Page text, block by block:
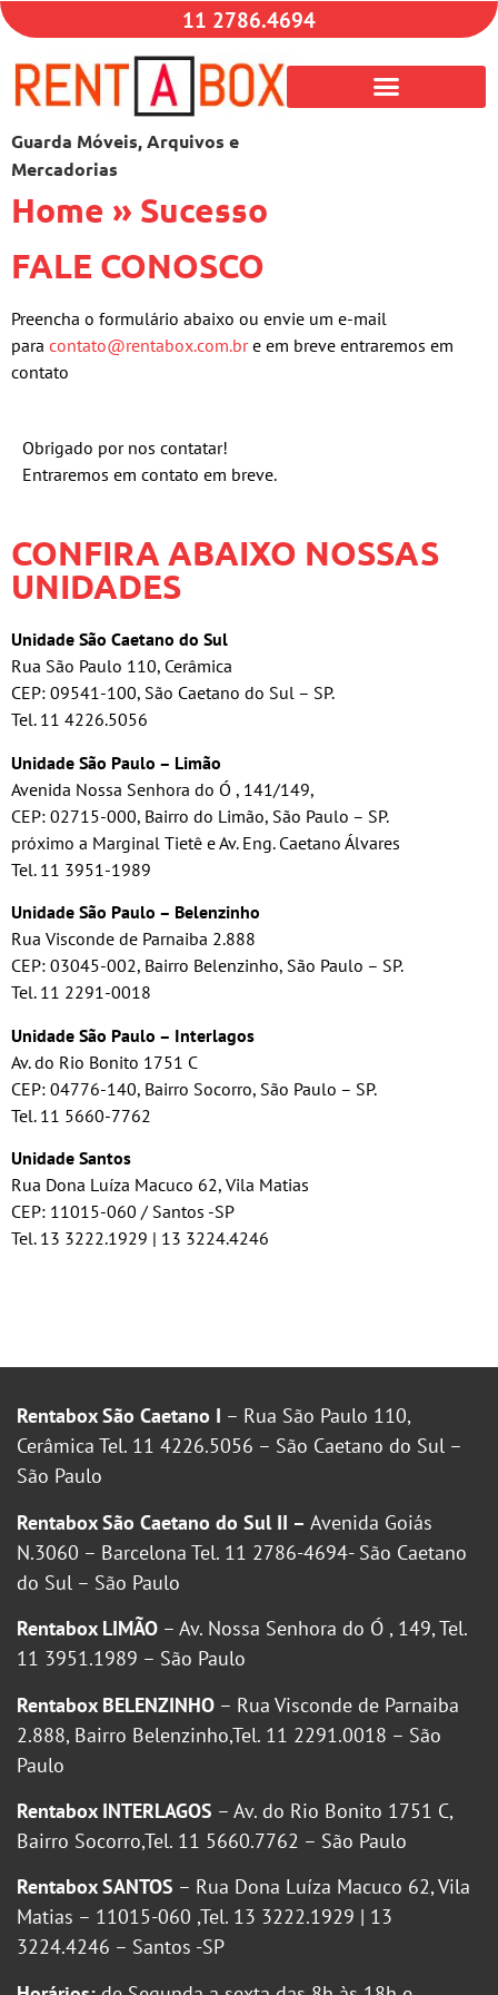
11 2786.4694
Guarda Móveis, Arquivos e
Mercadorias
Home » Sucesso
FALE CONOSCO
Preencha o formulário abaixo ou envie um e-mail
para contato@rentabox.com.bre em breve entraremos em
contato
Obrigado por nos contatar!
Entraremos em contato em breve.
CONFIRA ABAIXO NOSSAS
UNIDADES
Unidade São Caetano do Sul
Rua São Paulo 110, Cerâmica
CEP: 09541-100, São Caetano do Sul – SP.
Tel. 11 4226.5056
Unidade São Paulo – Limão
Avenida Nossa Senhora do Ó , 141/149,
CEP: 02715-000, Bairro do Limão, São Paulo – SP.
próximo a Marginal Tietê e Av. Eng. Caetano Álvares
Tel. 11 3951-1989
Unidade São Paulo – Belenzinho
Rua Visconde de Parnaiba 2.888
CEP: 03045-002, Bairro Belenzinho, São Paulo – SP.
Tel. 11 2291-0018
Unidade São Paulo – Interlagos
Av. do Rio Bonito 1751 C
CEP: 04776-140, Bairro Socorro, São Paulo – SP.
Tel. 11 5660-7762
Unidade Santos
Rua Dona Luíza Macuco 62, Vila Matias
CEP: 11015-060 / Santos -SP
Tel. 13 3222.1929 | 13 3224.4246
Rentabox São Caetano I – Rua São Paulo 110,
Cerâmica Tel. 11 4226.5056 – São Caetano do Sul –
São Paulo
Rentabox São Caetano do Sul II – Avenida Goiás
N.3060 – Barcelona Tel. 11 2786-4694- São Caetano
do Sul – São Paulo
Rentabox LIMÃO – Av. Nossa Senhora do Ó , 149, Tel.
11 3951.1989 – São Paulo
Rentabox BELENZINHO – Rua Visconde de Parnaiba
2.888, Bairro Belenzinho,Tel. 11 2291.0018 – São
Paulo
Rentabox INTERLAGOS – Av. do Rio Bonito 1751 C,
Bairro Socorro,Tel. 11 5660.7762 – São Paulo
Rentabox SANTOS – Rua Dona Luíza Macuco 62, Vila
Matias – 11015-060 ,Tel. 13 3222.1929 | 13
3224.4246 – Santos -SP